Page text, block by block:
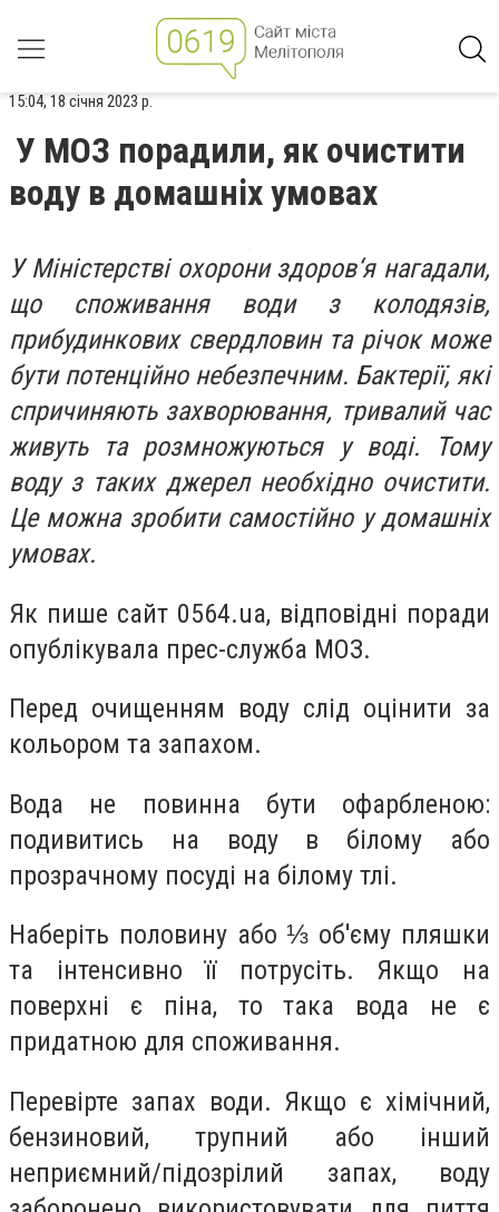
15:04, 18 січня 2023 р.
У МОЗ порадили, як очистити
воду в домашніх умовах
У Міністерстві охорони здоров‘я нагадали,
що споживання води з колодязів,
прибудинкових свердловин та річок може
бути потенційно небезпечним. Бактерії, які
спричиняють захворювання, тривалий час
живуть та розмножуються у воді. Тому
воду з таких джерел необхідно очистити.
Це можна зробити самостійно у домашніх
умовах.
Як пише сайт 0564.ua, відповідні поради
опублікувала прес-служба МОЗ.
Перед очищенням воду слід оцінити за
кольором та запахом.
Вода не повинна бути офарбленою:
подивитись на воду в білому або
прозрачному посуді на білому тлі.
Наберіть половину або ⅓ об'єму пляшки
та інтенсивно її потрусіть. Якщо на
поверхні є піна, то така вода не є
придатною для споживання.
Перевірте запах води. Якщо є хімічний,
бензиновий, трупний або інший
неприємний/підозрілий запах, воду